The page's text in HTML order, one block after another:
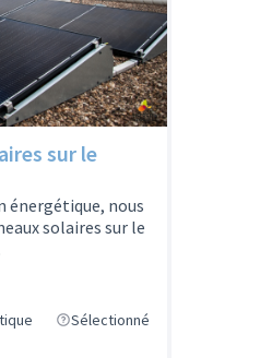
sur le
énergétique, nous
solaires sur le
Sélectionné